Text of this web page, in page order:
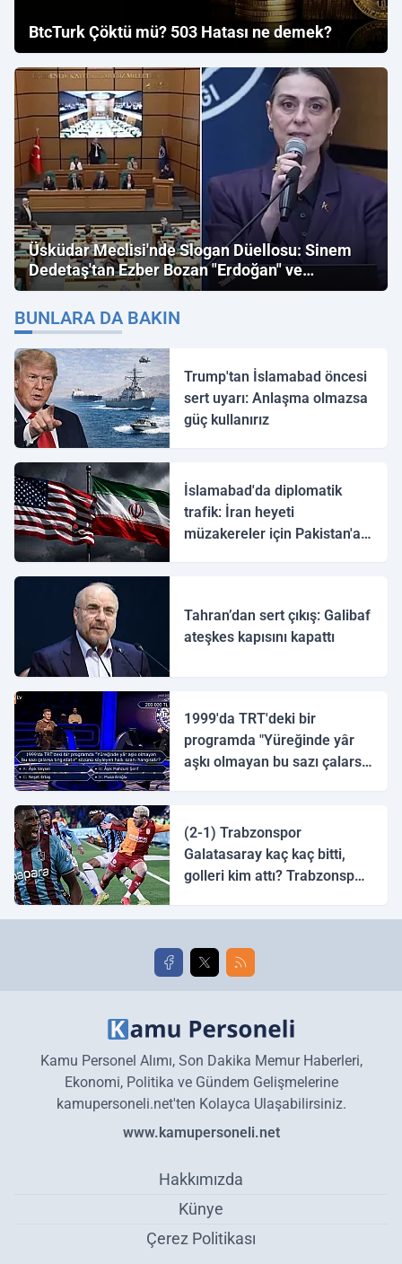
BtcTurk Çöktü mü? 503 Hatası ne demek?
Üsküdar Meclisi'nde Slogan Düellosu: Sinem
Dedetaş'tan Ezber Bozan "Erdoğan" ve
"İmamoğlu" Çıkışı!
BUNLARA DA BAKIN
Trump'tan İslamabad öncesi
sert uyarı: Anlaşma olmazsa
güç kullanırız
İslamabad'da diplomatik
trafik: İran heyeti
müzakereler için Pakistan'a
Tahran’dan sert çıkış: Galibaf
ateşkes kapısını kapattı
1999'da TRT'deki bir
programda "Yüreğinde yâr
aşkı olmayan bu sazı çalarsa
(2-1) Trabzonspor
Galatasaray kaç kaç bitti,
golleri kim attı? Trabzonspor
golleri!
Kamu Personel Alımı, Son Dakika Memur Haberleri,
Ekonomi, Politika ve Gündem Gelişmelerine
kamupersoneli.net'ten Kolayca Ulaşabilirsiniz.
www.kamupersoneli.net
Hakkımızda
Künye
Çerez Politikası